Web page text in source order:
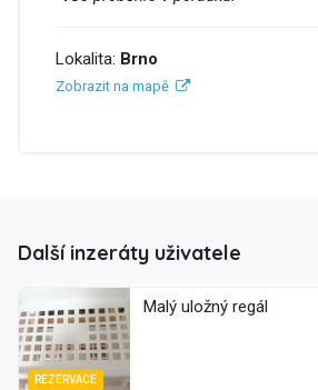
Lokalita: Brno
Zobrazit na mapě
Další inzeráty uživatele
REZERVACE
Malý uložný regál